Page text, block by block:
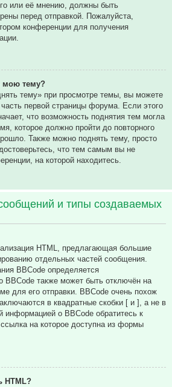
или её мнению, должны быть
перед отправкой. Пожалуйста,
конференции для получения
мою тему?
тему» при просмотре темы, вы можете
первой страницы форума. Если этого
что возможность поднятия тем могла
которое должно пройти до повторного
Также можно поднять тему, просто
что тем самым вы не
на которой находитесь.
и типы создаваемых
HTML, предлагающая большие
отдельных частей сообщения.
BBCode определяется
BBCode также может быть отключён на
для его отправки. BBCode очень похож
в квадратные скобки [ и ], а не в
информацией о BBCode обратитесь к
на которое доступна из формы
HTML?